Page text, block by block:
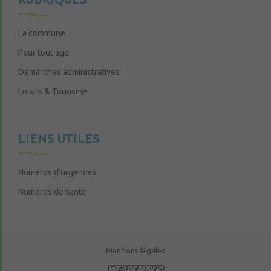
La commune
Pour tout âge
Démarches administratives
Loisirs & Tourisme
LIENS UTILES
Numéros d’urgences
Numéros de santé
Mentions légales